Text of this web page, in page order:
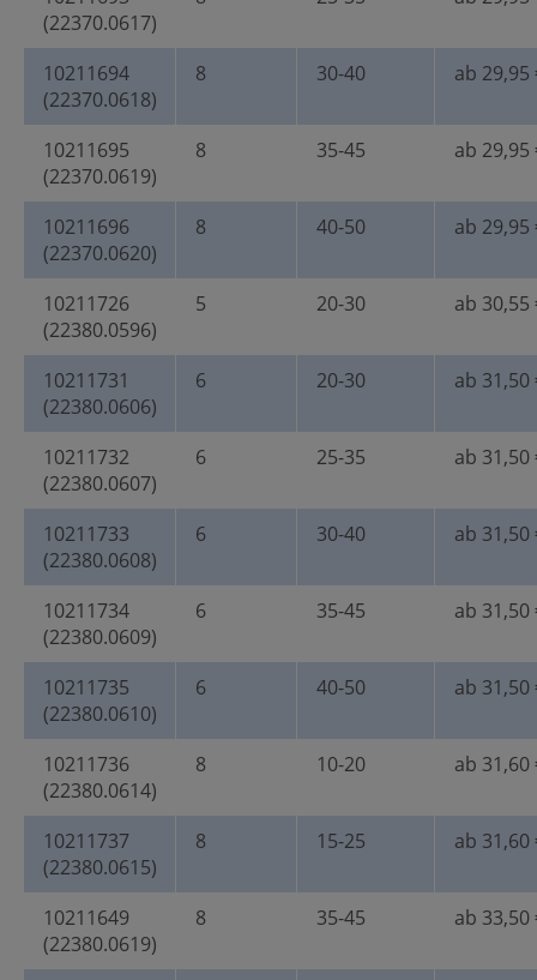
(22370.0617)
10211694
(22370.0618)
8 30-40 ab 29,95
10211695
(22370.0619)
8 35-45 ab 29,95
10211696
(22370.0620)
8 40-50 ab 29,95
10211726
(22380.0596)
5 20-30 ab 30,55
10211731
(22380.0606)
6 20-30 ab 31,50
10211732
(22380.0607)
6 25-35 ab 31,50
10211733
(22380.0608)
6 30-40 ab 31,50
10211734
(22380.0609)
6 35-45 ab 31,50
10211735
(22380.0610)
6 40-50 ab 31,50
10211736
(22380.0614)
8 10-20 ab 31,60
10211737
(22380.0615)
8 15-25 ab 31,60
10211649
(22380.0619)
8 35-45 ab 33,50